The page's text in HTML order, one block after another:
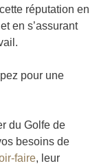
réputation en
en s’assurant
pour une
du Golfe de
besoins de
faire, leur